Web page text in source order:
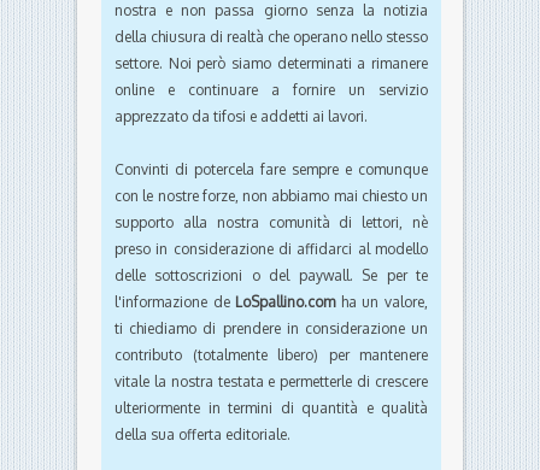
nostra e non passa giorno senza la notizia
della chiusura di realtà che operano nello stesso
settore. Noi però siamo determinati a rimanere
online e continuare a fornire un servizio
apprezzato da tifosi e addetti ai lavori.
Convinti di potercela fare sempre e comunque
con le nostre forze, non abbiamo mai chiesto un
supporto alla nostra comunità di lettori, nè
preso in considerazione di affidarci al modello
delle sottoscrizioni o del paywall. Se per te
l'informazione de LoSpallino.comha un valore,
ti chiediamo di prendere in considerazione un
contributo (totalmente libero) per mantenere
vitale la nostra testata e permetterle di crescere
ulteriormente in termini di quantità e qualità
della sua offerta editoriale.